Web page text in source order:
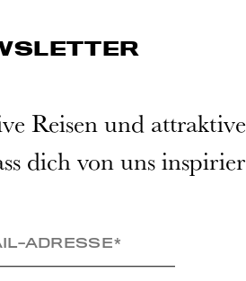
Reisen und attraktive
dich von uns